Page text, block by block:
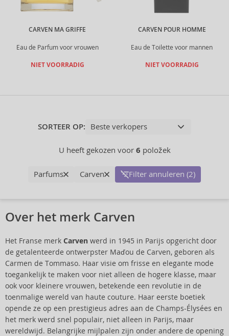
CARVEN MA GRIFFE
Eau de Parfum voor vrouwen
NIET VOORRADIG
CARVEN POUR HOMME
Eau de Toilette voor mannen
NIET VOORRADIG
SORTEER OP:
U heeft gekozen voor 6 položek
Parfums Carven Filter annuleren (2)
Over het merk Carven
Het Franse merk Carven werd in 1945 in Parijs opgericht door
de getalenteerde ontwerpster Maďou de Carven, geboren als
Carmen de Tommaso. Haar visie om frisse en elegante mode
toegankelijk te maken voor niet alleen de hogere klasse, maar
ook voor kleinere vrouwen, betekende een revolutie in de
toenmalige wereld van haute couture. Haar eerste boetiek
opende ze op een prestigieus adres aan de Champs-Élysées en
het merk werd snel populair, niet alleen in Parijs, maar
wereldwijd. Belangrijke mijlpalen zijn onder andere de opening